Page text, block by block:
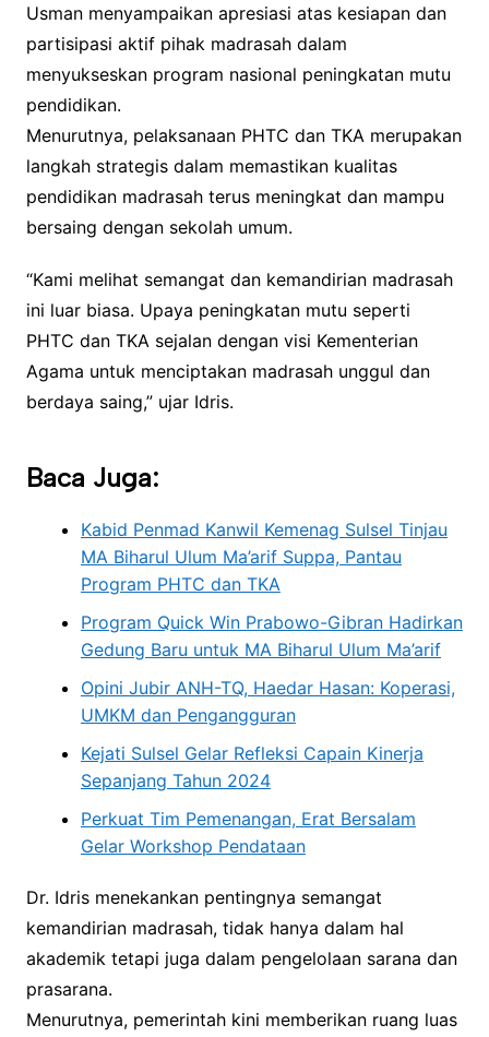
Usman menyampaikan apresiasi atas kesiapan dan
partisipasi aktif pihak madrasah dalam
menyukseskan program nasional peningkatan mutu
pendidikan.
Menurutnya, pelaksanaan PHTC dan TKA merupakan
langkah strategis dalam memastikan kualitas
pendidikan madrasah terus meningkat dan mampu
bersaing dengan sekolah umum.
“Kami melihat semangat dan kemandirian madrasah
ini luar biasa. Upaya peningkatan mutu seperti
PHTC dan TKA sejalan dengan visi Kementerian
Agama untuk menciptakan madrasah unggul dan
berdaya saing,” ujar Idris.
Baca Juga:
Kabid Penmad Kanwil Kemenag Sulsel Tinjau
MA Biharul Ulum Ma’arif Suppa, Pantau
Program PHTC dan TKA
Program Quick Win Prabowo-Gibran Hadirkan
Gedung Baru untuk MA Biharul Ulum Ma’arif
Opini Jubir ANH-TQ, Haedar Hasan: Koperasi,
UMKM dan Pengangguran
Kejati Sulsel Gelar Refleksi Capain Kinerja
Sepanjang Tahun 2024
Perkuat Tim Pemenangan, Erat Bersalam
Gelar Workshop Pendataan
Dr. Idris menekankan pentingnya semangat
kemandirian madrasah, tidak hanya dalam hal
akademik tetapi juga dalam pengelolaan sarana dan
prasarana.
Menurutnya, pemerintah kini memberikan ruang luas